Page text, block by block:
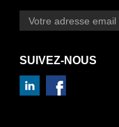
SUIVEZ-NOUS